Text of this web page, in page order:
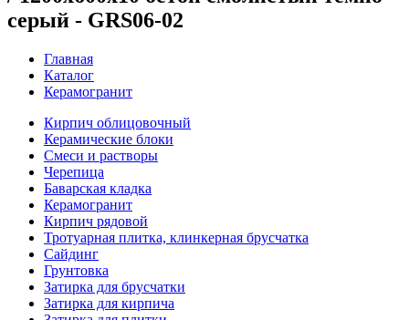
серый - GRS06-02
Главная
Каталог
Керамогранит
Кирпич облицовочный
Керамические блоки
Смеси и растворы
Черепица
Баварская кладка
Керамогранит
Кирпич рядовой
Тротуарная плитка, клинкерная брусчатка
Сайдинг
Грунтовка
Затирка для брусчатки
Затирка для кирпича